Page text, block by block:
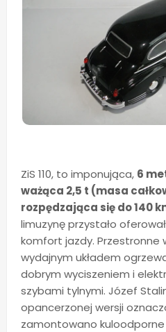
ZiS 110, to imponująca, 6
ważąca 2,5 t (masa
rozpędzająca się do 140
limuzynę przystało
komfort jazdy. Przestronne
wydajnym układem
dobrym wyciszeniem i
szybami tylnymi. Józef
opancerzonej wersji
zamontowano